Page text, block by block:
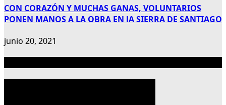
CON CORAZÓN Y MUCHAS GANAS, VOLUNTARIOS
PONEN MANOS A LA OBRA EN lA SIERRA DE SANTIAGO
junio 20, 2021